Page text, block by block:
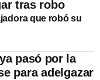
tras robo
que robó su
pasó por la
para adelgazar